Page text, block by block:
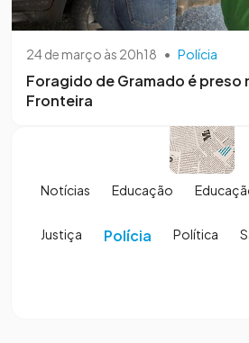
24 de março às 20h18 • Polícia
Foragido de Gramado é preso
Fronteira
Notícias Educação
Justiça Polícia Política